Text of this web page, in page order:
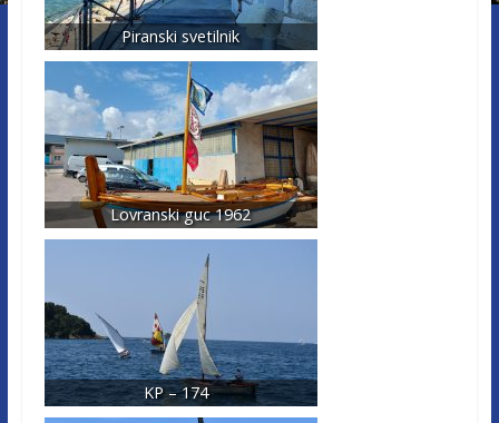
Piranski svetilnik
Lovranski guc 1962
KP – 174